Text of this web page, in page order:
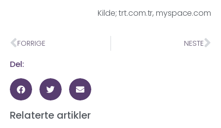
Kilde; trt.com.tr, myspace.com
FORRIGE NESTE
Del:
Relaterte artikler